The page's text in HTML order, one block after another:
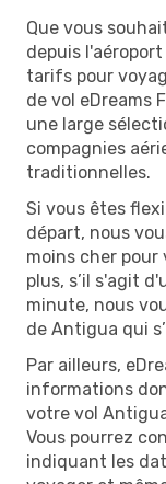
Que vous
depuis
tarifs pour
de vol eDreams
une large
compagnies
traditionnelles.
Si vous êtes
départ, nous
moins cher
plus, s’il s'agit
minute, nous
de Antigua qui
Par ailleurs,
informations
votre vol
Vous pourrez
indiquant les